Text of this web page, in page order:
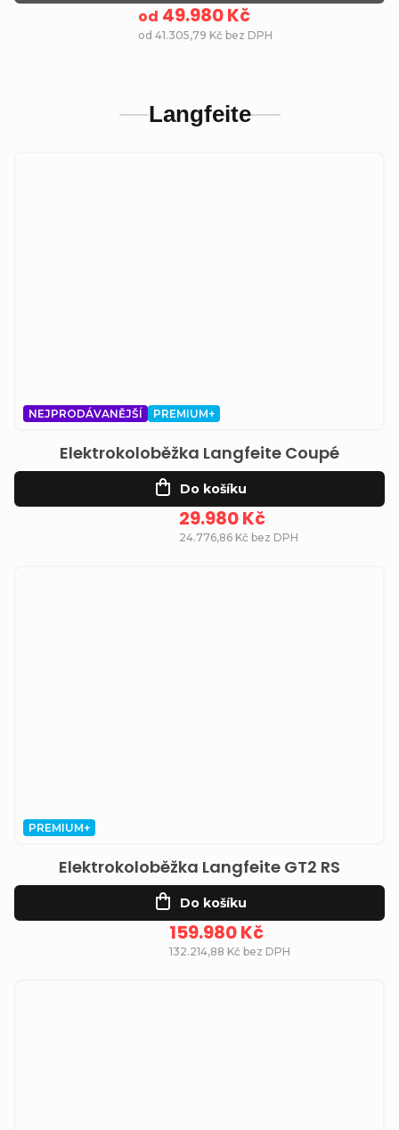
od 41.305,79 Kč bez DPH
od 49.980 Kč
Langfeite
NEJPRODÁVANĚJŠÍ PREMIUM+
Elektrokoloběžka Langfeite Coupé
24.776,86 Kč bez DPH
29.980 Kč
Do košíku
PREMIUM+
Elektrokoloběžka Langfeite GT2 RS
132.214,88 Kč bez DPH
159.980 Kč
Do košíku